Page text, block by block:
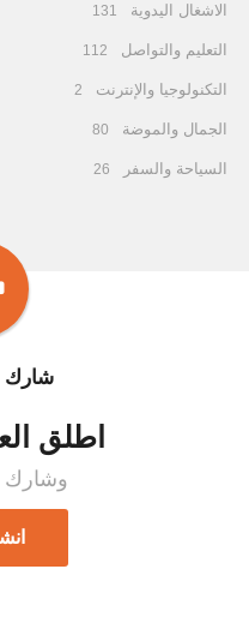
الاشغال اليدوية 131
التعليم والتواصل 112
التكنولوجيا والإنترنت 2
الجمال والموضة 80
السياحة والسفر 26
شارك
اطلق
وشارك